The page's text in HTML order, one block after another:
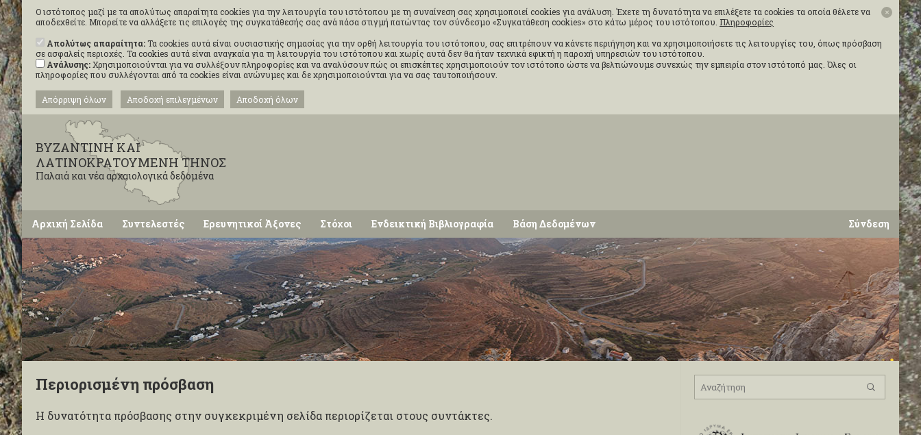
Ο ιστότοπος μαζί με τα απολύτως απαραίτητα cookies για την λειτουργία του ιστότοπου με τη συναίνεση σας χρησιμοποιεί cookies για ανάλυση. Έχετε τη δυνατότητα να επιλέξετε τα cookies τα οποία θέλετε να
αποδεχθείτε. Μπορείτε να αλλάξετε τις επιλογές της συγκατάθεσής σας ανά πάσα στιγμή πατώντας τον σύνδεσμο «Συγκατάθεση cookies» στο κάτω μέρος του ιστότοπου. Πληροφορίες
Απολύτως απαραίτητα:Τα cookies αυτά είναι ουσιαστικής σημασίας για την ορθή λειτουργία του ιστότοπου, σας επιτρέπουν να κάνετε περιήγηση και να χρησιμοποιήσετε τις λειτουργίες του, όπως πρόσβαση
σε ασφαλείς περιοχές. Τα cookies αυτά είναι αναγκαία για τη λειτουργία του ιστότοπου και χωρίς αυτά δεν θα ήταν τεχνικά εφικτή η παροχή υπηρεσιών του ιστότοπου.
Ανάλυσης:Χρησιμοποιούνται για να συλλέξουν πληροφορίες και να αναλύσουν πώς οι επισκέπτες χρησιμοποιούν τον ιστότοπο ώστε να βελτιώνουμε συνεχώς την εμπειρία στον ιστότοπό μας. Όλες οι
πληροφορίες που συλλέγονται από τα cookies είναι ανώνυμες και δε χρησιμοποιούνται για να σας ταυτοποιήσουν.
Απόρριψη όλων Αποδοχή επιλεγμένων Αποδοχή όλων
✕
ΒΥΖΑΝΤΙΝΗ ΚΑΙ
ΛΑΤΙΝΟΚΡΑΤΟΥΜΕΝΗ ΤΗΝΟΣ
Παλαιά και νέα αρχαιολογικά δεδομένα
Σύνδεση
Αρχική Σελίδα Συντελεστές Ερευνητικοί Άξονες Στόχοι Ενδεικτική Βιβλιογραφία Βάση Δεδομένων
Περιορισμένη πρόσβαση
Η δυνατότητα πρόσβασης στην συγκεκριμένη σελίδα περιορίζεται στους συντάκτες.